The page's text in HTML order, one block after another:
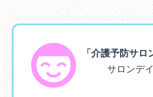
「介護予防サロ
サロンデ